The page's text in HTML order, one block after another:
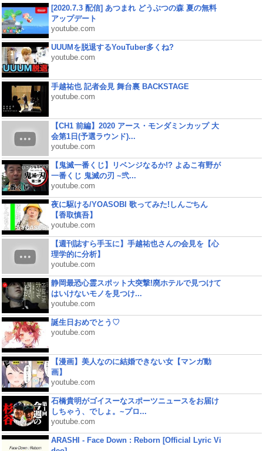
[2020.7.3 配信] あつまれ どうぶつの森 夏の無料
アップデート
youtube.com
UUUMを脱退するYouTuber多くね?
youtube.com
手越祐也 記者会見 舞台裏 BACKSTAGE
youtube.com
【CH1 前編】2020 アース・モンダミンカップ 大
会第1日(予選ラウンド)...
youtube.com
【鬼滅一番くじ】リベンジなるか!? よゐこ有野が
一番くじ 鬼滅の刃 ~弐...
youtube.com
夜に駆ける/YOASOBI 歌ってみた!しんごちん
【香取慎吾】
youtube.com
【週刊誌すら手玉に】手越祐也さんの会見を【心
理学的に分析】
youtube.com
静岡最恐心霊スポット大突撃!廃ホテルで見つけて
はいけないモノを見つけ...
youtube.com
誕生日おめでとう♡
youtube.com
【漫画】美人なのに結婚できない女【マンガ動
画】
youtube.com
石橋貴明がゴイスーなスポーツニュースをお届け
しちゃう、でしょ。~プロ...
youtube.com
ARASHI - Face Down : Reborn [Official Lyric Vi